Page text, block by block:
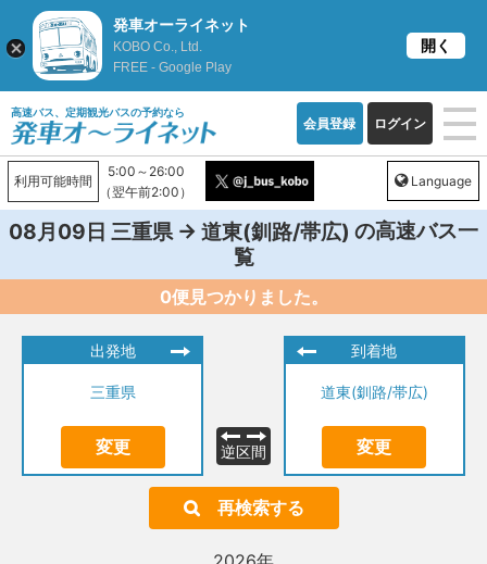
高速バス、定期観光バスの予約なら
会員登録 ログイン
利用可能時間
5:00～26:00
（翌午前2:00）
Language
08月09日 三重県 → 道東(釧路/帯広) の高速バス一
覧
0便見つかりました。
出発地
三重県
変更 逆区間
到着地
道東(釧路/帯広)
変更
再検索する
発車オーライネット
KOBO Co., Ltd.
FREE - Google Play
開く